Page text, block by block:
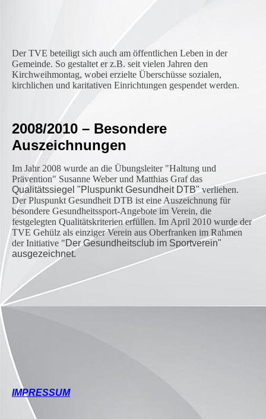
Der TVE beteiligt sich auch am öffentlichen Leben in der
Gemeinde. So gestaltet er z.B. seit vielen Jahren den
Kirchweihmontag, wobei erzielte Überschüsse sozialen,
kirchlichen und karitativen Einrichtungen gespendet werden.
2008/2010 – Besondere
Auszeichnungen
Im Jahr 2008 wurde an die Übungsleiter "Haltung und
Prävention" Susanne Weber und Matthias Graf das
Qualitätssiegel "Pluspunkt Gesundheit DTB"verliehen.
Der Pluspunkt Gesundheit DTB ist eine Auszeichnung für
besondere Gesundheitssport-Angebote im Verein, die
festgelegten Qualitätskriterien erfüllen. Im April 2010 wurde der
TVE Gehülz als einziger Verein aus Oberfranken im Rahmen
der Initiative "Der Gesundheitsclub im Sportverein"
ausgezeichnet.
IMPRESSUM